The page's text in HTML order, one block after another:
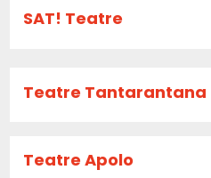
SAT! Teatre
Teatre Tantarantana
Teatre Apolo